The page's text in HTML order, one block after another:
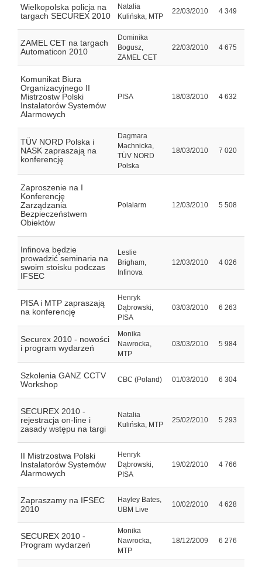
Wielkopolska policja na
targach SECUREX 2010
Natalia
Kulińska, MTP
22/03/2010 4 349
ZAMEL CET na targach
Automaticon 2010
Dominika
Bogusz,
ZAMEL CET
22/03/2010 4 675
Komunikat Biura
Organizacyjnego II
Mistrzostw Polski
Instalatorów Systemów
Alarmowych
PISA 18/03/2010 4 632
TÜV NORD Polska i
NASK zapraszają na
konferencję
Dagmara
Machnicka,
TÜV NORD
Polska
18/03/2010 7 020
Zaproszenie na I
Konferencję
Zarządzania
Bezpieczeństwem
Obiektów
Polalarm 12/03/2010 5 508
Infinova będzie
prowadzić seminaria na
swoim stoisku podczas
IFSEC
Leslie
Brigham,
Infinova
12/03/2010 4 026
PISA i MTP zapraszają
na konferencję
Henryk
Dąbrowski,
PISA
03/03/2010 6 263
Securex 2010 - nowości
i program wydarzeń
Monika
Nawrocka,
MTP
03/03/2010 5 984
Szkolenia GANZ CCTV
Workshop
CBC (Poland) 01/03/2010 6 304
SECUREX 2010 -
rejestracja on-line i
zasady wstępu na targi
Natalia
Kulińska, MTP
25/02/2010 5 293
II Mistrzostwa Polski
Instalatorów Systemów
Alarmowych
Henryk
Dąbrowski,
PISA
19/02/2010 4 766
Zapraszamy na IFSEC
2010
Hayley Bates,
UBM Live
10/02/2010 4 628
SECUREX 2010 -
Program wydarzeń
Monika
Nawrocka,
MTP
18/12/2009 6 276